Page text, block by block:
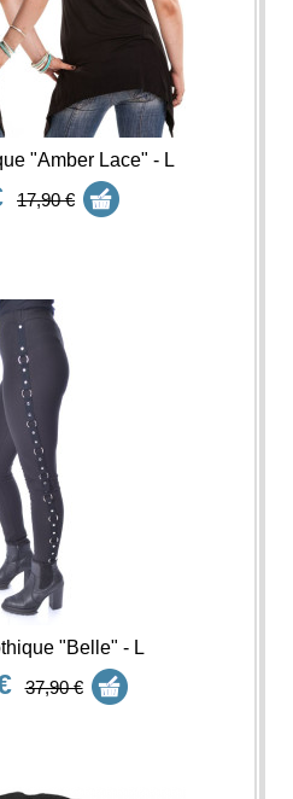
"Amber Lace" - L
17,90 €
"Belle" - L
37,90 €